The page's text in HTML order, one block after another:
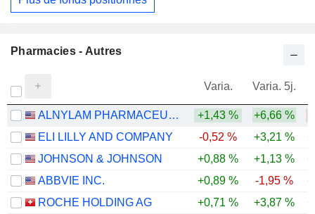
Pharmacies - Autres
Varia. Varia. 5j.
ALNYLAM PHARMACEUTICALS, INC. +1,43 % +6,66 %
ELI LILLY AND COMPANY
-0,52 % +3,21 %
JOHNSON & JOHNSON
+0,88 % +1,13 %
ABBVIE INC.
+0,89 % -1,95 %
ROCHE HOLDING AG
+0,71 % +3,87 %